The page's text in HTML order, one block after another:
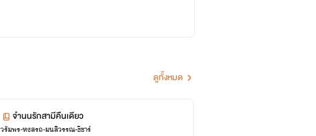
ดูทั้งหมด
จำนนรักสามีคืนเดียว
วรัมพร-หงสรถ-มนสิวรรณ-ธิชาร์